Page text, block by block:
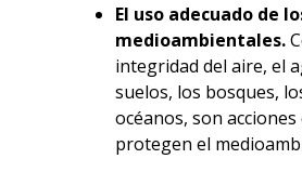
El uso adecuado de
medioambientales.
integridad del aire, el
suelos, los bosques,
océanos, son
protegen el